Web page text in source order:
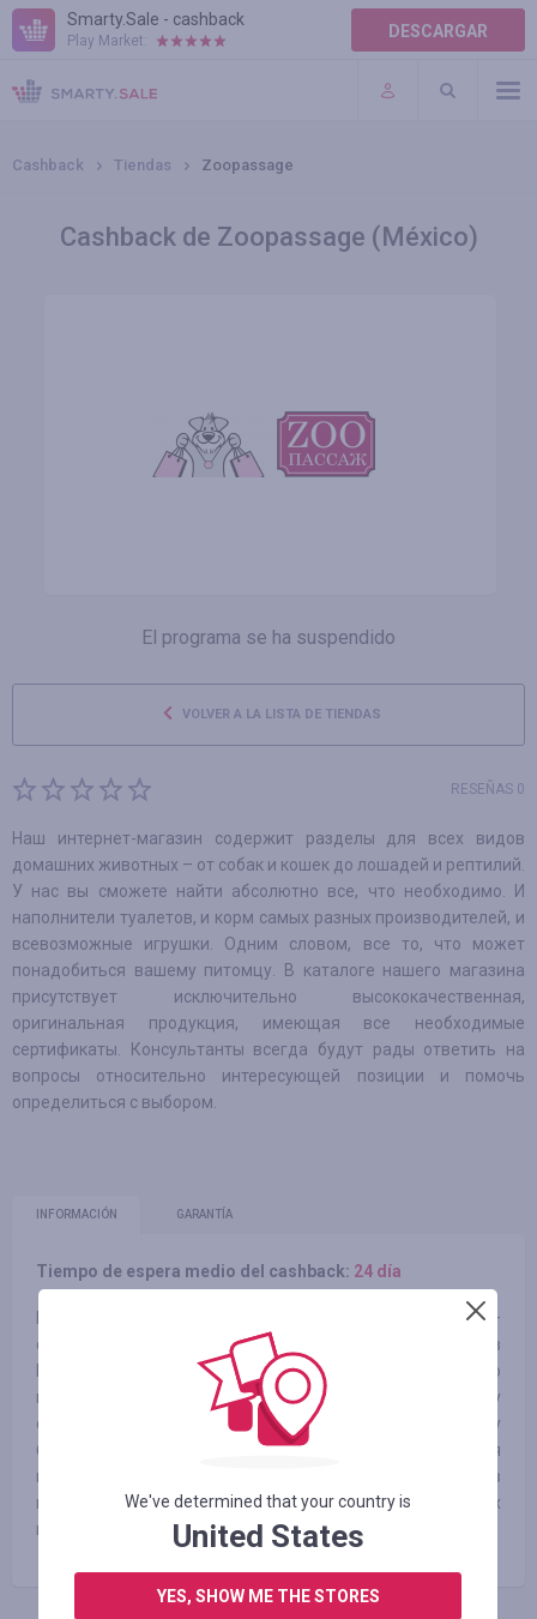
Smarty.Sale - cashback
Play Market: DESCARGAR
AYUDA
TÉRMINOS DE USO
Cashback Tiendas Zoopassage
Cashback de Zoopassage (México)
El programa se ha suspendido
VOLVER A LA LISTA DE TIENDAS
RESEÑAS 0
Наш интернет-магазин содержит разделы для всех видов
домашних животных – от собак и кошек до лошадей и рептилий.
У нас вы сможете найти абсолютно все, что необходимо. И
наполнители туалетов, и корм самых разных производителей, и
всевозможные игрушки. Одним словом, все то, что может
понадобиться вашему питомцу. В каталоге нашего магазина
присутствует исключительно высококачественная,
оригинальная продукция, имеющая все необходимые
сертификаты. Консультанты всегда будут рады ответить на
вопросы относительно интересующей позиции и помочь
определиться с выбором.
INFORMACIÓN GARANTÍA
Tiempo de espera medio del cashback: 24 día
Мы без сомнений можем утверждать, что ZooПассаж –
один из лучших интернет-магазинов зоотоваров в
Москве. Выбирая ZooПассаж, Вы приобретаете не только
качественные товары и хорошее настроение, но и массу
свободного времени. Вам необязательно сломя голову
бежать в зоомагазин, если у Вашего питомца закончился
корм. Вы можете приобрести необходимые зоотовары в
нашем интернет-магазине зоотоваров для животных
прямо с доставкой.
We've determined that your country is
United States
YES, SHOW ME THE STORES